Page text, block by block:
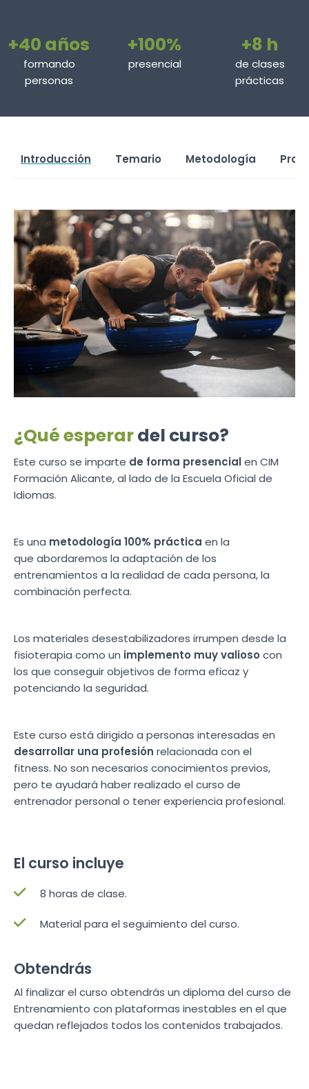
+40 años
formando
personas
+100%
presencial
+8 h
de clases
prácticas
Introducción Temario Metodología
¿Qué esperardel curso?
Este curso se imparte de forma presencialen CIM
Formación Alicante, al lado de la Escuela Oficial de
Idiomas.
Es una metodología 100% práctica en la
que abordaremos la adaptación de los
entrenamientos a la realidad de cada persona, la
combinación perfecta.
Los materiales desestabilizadores irrumpen desde la
fisioterapia como un implemento muy valioso con
los que conseguir objetivos de forma eficaz y
potenciando la seguridad.
Este curso está dirigido a personas interesadas en
desarrollar una profesión relacionada con el
fitness. No son necesarios conocimientos previos,
pero te ayudará haber realizado el curso de
entrenador personal o tener experiencia profesional.
El curso incluye
8 horas de clase.
Material para el seguimiento del curso.
Obtendrás
Al finalizar el curso obtendrás un diploma del curso de
Entrenamiento con plataformas inestables en el que
quedan reflejados todos los contenidos trabajados.